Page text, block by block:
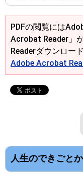
PDFの閲覧には
Acrobat Reader」
Readerダウンロー
Adobe Acrobat
人生のできごと